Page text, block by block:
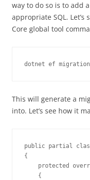
way to do so is to add
appropriate SQL.
Core global tool
dotnet ef
This will generate a
into. Let’s see how it
public partial
{
protected
    {